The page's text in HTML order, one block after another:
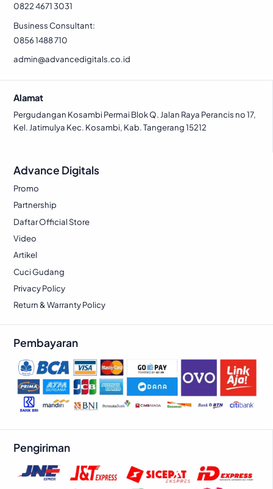
0822 4671 3031
Business Consultant:
0856 1488 710
admin@advancedigitals.co.id
Alamat
Pergudangan Kosambi Permai Blok Q. Jalan Raya Perancis no 17,
Kel. Jatimulya Kec. Kosambi, Kab. Tangerang 15212
Advance Digitals
Promo
Partnership
Daftar Official Store
Video
Artikel
Cuci Gudang
Privacy Policy
Return & Warranty Policy
Pembayaran
Pengiriman